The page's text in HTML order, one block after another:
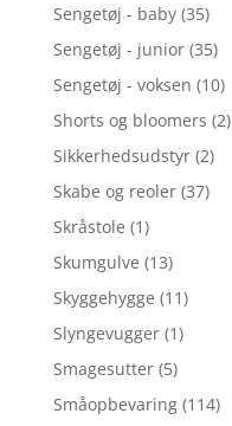
Sengetøj - baby (35)
Sengetøj - junior (35)
Sengetøj - voksen (10)
Shorts og bloomers (2)
Sikkerhedsudstyr (2)
Skabe og reoler (37)
Skråstole (1)
Skumgulve (13)
Skyggehygge (11)
Slyngevugger (1)
Smagesutter (5)
Småopbevaring (114)